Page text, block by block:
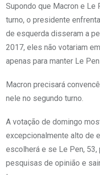
Supondo que Macron e Le
turno, o presidente
de esquerda disseram a
2017, eles não votariam
apenas para manter Le
Macron precisará
nele no segundo turno.
A votação de domingo
excepcionalmente alto de
escolherá e se Le Pen,
pesquisas de opinião e